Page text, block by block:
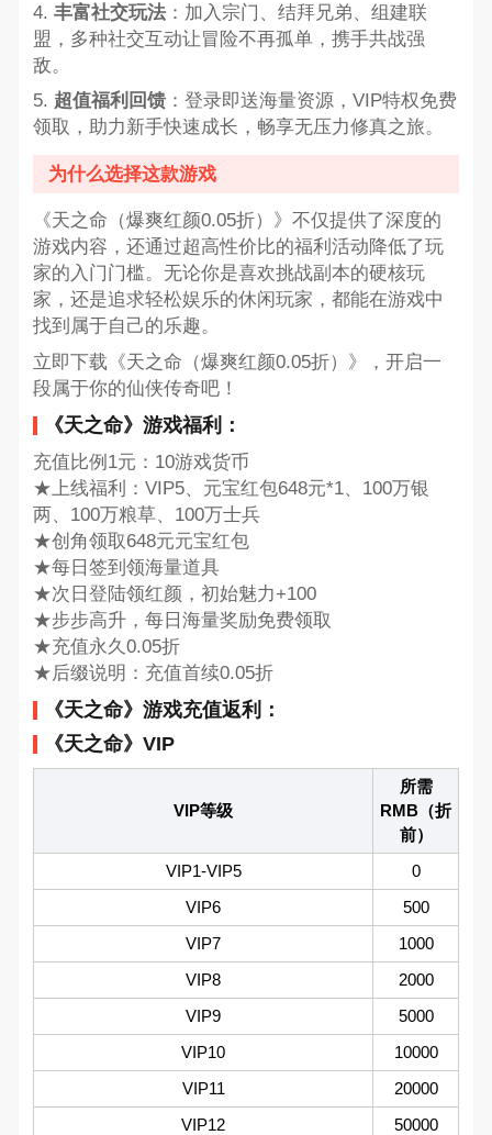
4. 丰富社交玩法：加入宗门、结拜兄弟、组建联
盟，多种社交互动让冒险不再孤单，携手共战强
敌。
5. 超值福利回馈：登录即送海量资源，VIP特权免费
领取，助力新手快速成长，畅享无压力修真之旅。
为什么选择这款游戏
《天之命（爆爽红颜0.05折）》不仅提供了深度的
游戏内容，还通过超高性价比的福利活动降低了玩
家的入门门槛。无论你是喜欢挑战副本的硬核玩
家，还是追求轻松娱乐的休闲玩家，都能在游戏中
找到属于自己的乐趣。
立即下载《天之命（爆爽红颜0.05折）》，开启一
段属于你的仙侠传奇吧！
《天之命》游戏福利：
充值比例1元：10游戏货币
★上线福利：VIP5、元宝红包648元*1、100万银
两、100万粮草、100万士兵
★创角领取648元元宝红包
★每日签到领海量道具
★次日登陆领红颜，初始魅力+100
★步步高升，每日海量奖励免费领取
★充值永久0.05折
★后缀说明：充值首续0.05折
《天之命》游戏充值返利：
《天之命》VIP
VIP等级
所需
RMB（折
前）
VIP1-VIP5
0
VIP6
500
VIP7
1000
VIP8
2000
VIP9
5000
VIP10
10000
VIP11
20000
VIP12
50000